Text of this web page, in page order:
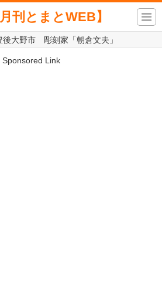
刊とまとWEB】
後大野市 彫刻家「朝倉文夫」
Sponsored Link